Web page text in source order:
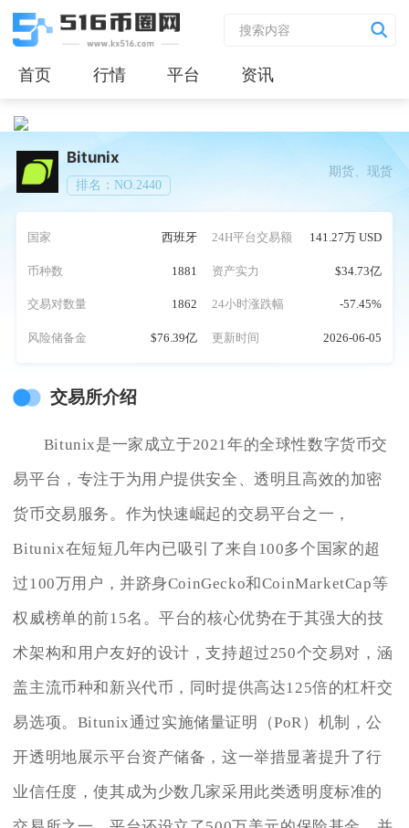
首页 行情 平台 资讯
Bitunix
排名：NO.2440
期货、现货
国家 西班牙 24H平台交易额 141.27万 USD
币种数 1881 资产实力 $34.73亿
交易对数量 1862 24小时涨跌幅 -57.45%
风险储备金 $76.39亿 更新时间 2026-06-05
交易所介绍
Bitunix是一家成立于2021年的全球性数字货币交
易平台，专注于为用户提供安全、透明且高效的加密
货币交易服务。作为快速崛起的交易平台之一，
Bitunix在短短几年内已吸引了来自100多个国家的超
过100万用户，并跻身CoinGecko和CoinMarketCap等
权威榜单的前15名。平台的核心优势在于其强大的技
术架构和用户友好的设计，支持超过250个交易对，涵
盖主流币种和新兴代币，同时提供高达125倍的杠杆交
易选项。Bitunix通过实施储量证明（PoR）机制，公
开透明地展示平台资产储备，这一举措显著提升了行
业信任度，使其成为少数几家采用此类透明度标准的